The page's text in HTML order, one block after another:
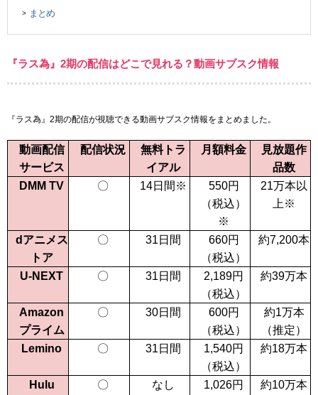
> まとめ
『ラス為』2期の配信はどこで見れる？動画サブスク情報
『ラス為』2期の配信が視聴できる動画サブスク情報をまとめました。
動画配信
サービス
配信状況
無料トラ
イアル
月額料金
見放題作
品数
DMM TV
〇 14日間 ※ 550円
（税込）
※
21万本以
上 ※
dアニメス
トア
〇 31日間 660円
（税込）
約7,200本
U-NEXT 〇 31日間 2,189円
（税込）
約39万本
Amazon
プライム
〇 30日間 600円
（税込）
約1万本
（推定）
Lemino
〇 31日間 1,540円
（税込）
約18万本
Hulu 〇 なし 1,026円
約10万本